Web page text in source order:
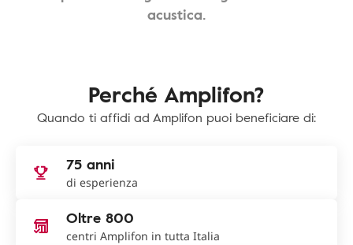
acustica.
Perché Amplifon?
Quando ti affidi ad Amplifon puoi beneficiare di:
75 anni
di esperienza
Oltre 800
centri Amplifon in tutta Italia